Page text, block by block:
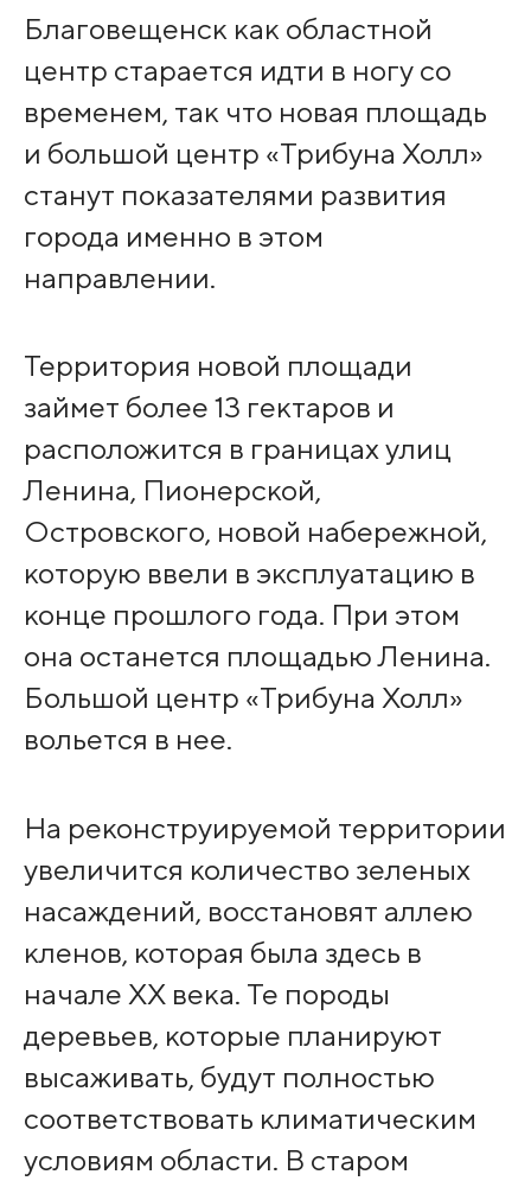
Благовещенск как областной
центр старается идти в ногу со
временем, так что новая площадь
и большой центр «Трибуна Холл»
станут показателями развития
города именно в этом
направлении.
Территория новой площади
займет более 13 гектаров и
расположится в границах улиц
Ленина, Пионерской,
Островского, новой набережной,
которую ввели в эксплуатацию в
конце прошлого года. При этом
она останется площадью Ленина.
Большой центр «Трибуна Холл»
вольется в нее.
На реконструируемой территории
увеличится количество зеленых
насаждений, восстановят аллею
кленов, которая была здесь в
начале XX века. Те породы
деревьев, которые планируют
высаживать, будут полностью
соответствовать климатическим
условиям области. В старом